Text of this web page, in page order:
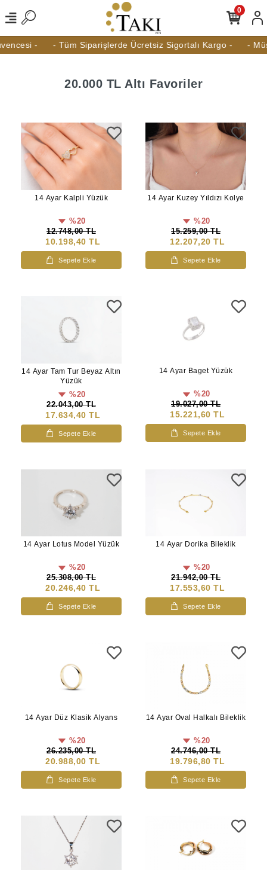
- - Tüm Siparişlerde Ücretsiz Sigortalı Kargo - - Müşteri
0
20.000 TL Altı Favoriler
14 Ayar Kalpli Yüzük
%20
12.748,00 TL
10.198,40 TL
Sepete Ekle
14 Ayar Kuzey Yıldızı Kolye
%20
15.259,00 TL
12.207,20 TL
Sepete Ekle
14 Ayar Tam Tur Beyaz Altın
Yüzük
%20
22.043,00 TL
17.634,40 TL
Sepete Ekle
14 Ayar Baget Yüzük
%20
19.027,00 TL
15.221,60 TL
Sepete Ekle
14 Ayar Lotus Model Yüzük
%20
25.308,00 TL
20.246,40 TL
Sepete Ekle
14 Ayar Dorika Bileklik
%20
21.942,00 TL
17.553,60 TL
Sepete Ekle
14 Ayar Düz Klasik Alyans
%20
26.235,00 TL
20.988,00 TL
Sepete Ekle
14 Ayar Oval Halkalı Bileklik
%20
24.746,00 TL
19.796,80 TL
Sepete Ekle